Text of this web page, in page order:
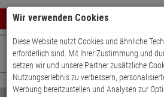
Warenkorb schließen
0 ARTIKEL IM
Ihr
Ergebnisse ()
+49 (0)821 899 493-0Mo. - Do.: 8:00 -
Kontaktservice nutzen
Wir verwenden Cookies
Diese Website nutzt Cookies und ähnliche
erforderlich sind. Mit Ihrer Zustimmung und
setzen wir und unsere Partner zusätzliche
Nutzungserlebnis zu verbessern,
Werbung bereitzustellen und Analysen zur